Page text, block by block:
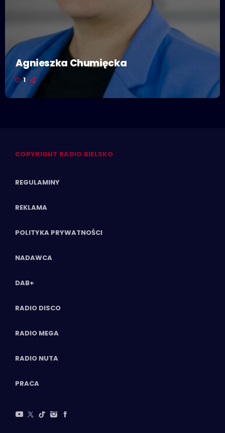
Agnieszka Chumięcka
1
COPYRIGHT RADIO BIELSKO
REGULAMINY
REKLAMA
POLITYKA PRYWATNOŚCI
NADAWCA
DAB+
RADIO DISCO
RADIO MEGA
RADIO NUTA
PRACA